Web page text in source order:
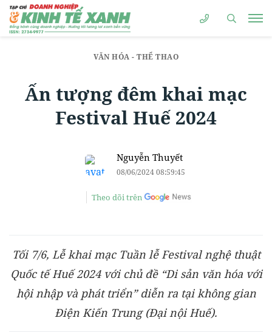
VĂN HÓA - THỂ THAO
Ấn tượng đêm khai mạc
Festival Huế 2024
Nguyễn Thuyết
08/06/2024 08:59:45
Theo dõi trên
Tối 7/6, Lễ khai mạc Tuần lễ Festival nghệ thuật
Quốc tế Huế 2024 với chủ đề “Di sản văn hóa với
hội nhập và phát triển” diễn ra tại không gian
Điện Kiến Trung (Đại nội Huế).